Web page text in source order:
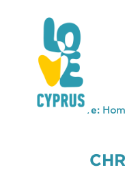
You are here: